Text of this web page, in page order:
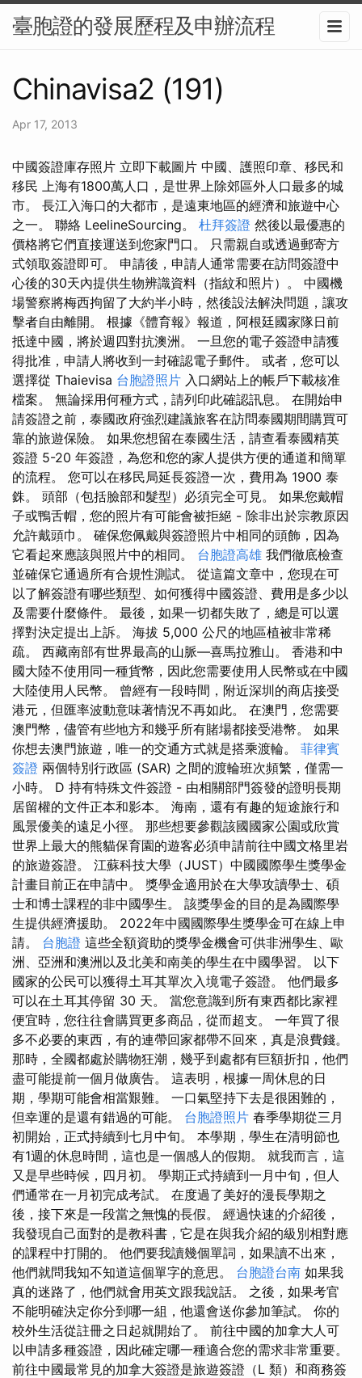
臺胞證的發展歷程及申辦流程
Chinavisa2 (191)
Apr 17, 2013
中國簽證庫存照片 立即下載圖片 中國、護照印章、移民和
移民 上海有1800萬人口，是世界上除郊區外人口最多的城
市。 長江入海口的大都市，是遠東地區的經濟和旅遊中心
之一。 聯絡 LeelineSourcing。 杜拜簽證 然後以最優惠的
價格將它們直接運送到您家門口。 只需親自或透過郵寄方
式領取簽證即可。 申請後，申請人通常需要在訪問簽證中
心後的30天內提供生物辨識資料（指紋和照片）。 中國機
場警察將梅西拘留了大約半小時，然後設法解決問題，讓攻
擊者自由離開。 根據《體育報》報道，阿根廷國家隊日前
抵達中國，將於週四對抗澳洲。 一旦您的電子簽證申請獲
得批准，申請人將收到一封確認電子郵件。 或者，您可以
選擇從 Thaievisa 台胞證照片 入口網站上的帳戶下載核准
檔案。 無論採用何種方式，請列印此確認訊息。 在開始申
請簽證之前，泰國政府強烈建議旅客在訪問泰國期間購買可
靠的旅遊保險。 如果您想留在泰國生活，請查看泰國精英
簽證 5-20 年簽證，為您和您的家人提供方便的通道和簡單
的流程。 您可以在移民局延長簽證一次，費用為 1900 泰
銖。 頭部（包括臉部和髮型）必須完全可見。 如果您戴帽
子或鴨舌帽，您的照片有可能會被拒絕 - 除非出於宗教原因
允許戴頭巾。 確保您佩戴與簽證照片中相同的頭飾，因為
它看起來應該與照片中​​的相同。 台胞證高雄 我們徹底檢查
並確保它通過所有合規性測試。 從這篇文章中，您現在可
以了解簽證有哪些類型、如何獲得中國簽證、費用是多少以
及需要什麼條件。 最後，如果一切都失敗了，總是可以選
擇對決定提出上訴。 海拔 5,000 公尺的地區植被非常稀
疏。 西藏南部有世界最高的山脈—喜馬拉雅山。 香港和中
國大陸不使用同一種貨幣，因此您需要使用人民幣或在中國
大陸使用人民幣。 曾經有一段時間，附近深圳的商店接受
港元，但匯率波動意味著情況不再如此。 在澳門，您需要
澳門幣，儘管有些地方和幾乎所有賭場都接受港幣。 如果
你想去澳門旅遊，唯一的交通方式就是搭乘渡輪。 菲律賓
簽證 兩個特別行政區 (SAR) 之間的渡輪班次頻繁，僅需一
小時。 D 持有特殊文件簽證 - 由相關部門簽發的證明長期
居留權的文件正本和影本。 海南，還有有趣的短途旅行和
風景優美的遠足小徑。 那些想要參觀該國國家公園或欣賞
世界上最大的熊貓保育園的遊客必須申請前往中國文格里岩
的旅遊簽證。 江蘇科技大學（JUST）中國國際學生獎學金
計畫目前正在申請中。 獎學金適用於在大學攻讀學士、碩
士和博士課程的非中國學生。 該獎學金的目的是為國際學
生提供經濟援助。 2022年中國國際學生獎學金可在線上申
請。 台胞證 這些全額資助的獎學金機會可供非洲學生、歐
洲、亞洲和澳洲以及北美和南美的學生在中國學習。 以下
國家的公民可以獲得土耳其單次入境電子簽證。 他們最多
可以在土耳其停留 30 天。 當您意識到所有東西都比家裡
便宜時，您往往會購買更多商品，從而超支。 一年買了很
多不必要的東西，有的連帶回家都帶不回來，真是浪費錢。
那時，全國都處於購物狂潮，幾乎到處都有巨額折扣，他們
盡可能提前一個月做廣告。 這表明，根據一周休息的日
期，學期可能會相當艱難。 一口氣堅持下去是很困難的，
但幸運的是還有錯過的可能。 台胞證照片 春季學期從三月
初開始，正式持續到七月中旬。 本學期，學生在清明節也
有1週的休息時間，這也是一個感人的假期。 就我而言，這
又是早些時候，四月初。 學期正式持續到一月中旬，但人
們通常在一月初完成考試。 在度過了美好的漫長學期之
後，接下來是一段當之無愧的長假。 經過快速的介紹後，
我發現自己面對的是教科書，它是在與我介紹的級別相對應
的課程中打開的。 他們要我讀幾個單詞，如果讀不出來，
他們就問我知不知道這個單字的意思。 台胞證台南 如果我
真的迷路了，他們就會用英文跟我說話。 之後，如果考官
不能明確決定你分到哪一組，他還會送你參加筆試。 你的
校外生活從註冊之日起就開始了。 前往中國的加拿大人可
以申請多種簽證，因此確定哪一種適合您的需求非常重要。
前往中國最常見的加拿大簽證是旅遊簽證（L 類）和商務簽